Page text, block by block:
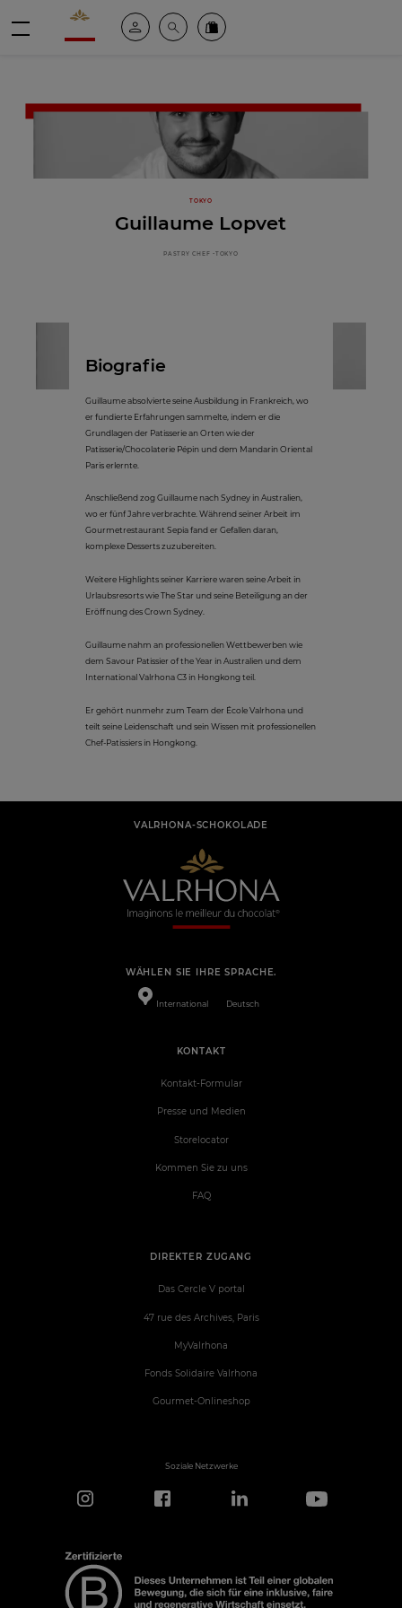
Valrhona - Imaginons le meilleur du chocolat
Mein kontoSuche Valrhona Collection
TOKYO
Guillaume Lopvet
PASTRY CHEF -TOKYO
Biografie
Guillaume absolvierte seine Ausbildung in Frankreich, wo
er fundierte Erfahrungen sammelte, indem er die
Grundlagen der Patisserie an Orten wie der
Patisserie/Chocolaterie Pépin und dem Mandarin Oriental
Paris erlernte.
Anschließend zog Guillaume nach Sydney in Australien,
wo er fünf Jahre verbrachte. Während seiner Arbeit im
Gourmetrestaurant Sepia fand er Gefallen daran,
komplexe Desserts zuzubereiten.
Weitere Highlights seiner Karriere waren seine Arbeit in
Urlaubsresorts wie The Star und seine Beteiligung an der
Eröffnung des Crown Sydney.
Guillaume nahm an professionellen Wettbewerben wie
dem Savour Patissier of the Year in Australien und dem
International Valrhona C3 in Hongkong teil.
Er gehört nunmehr zum Team der École Valrhona und
teilt seine Leidenschaft und sein Wissen mit professionellen
Chef-Patissiers in Hongkong.
VALRHONA-SCHOKOLADE
WÄHLEN SIE IHRE SPRACHE.
International Deutsch
DIREKTER ZUGANG
Das Cercle V portal
47 rue des Archives, Paris
MyValrhona
Fonds Solidaire Valrhona
Gourmet-Onlineshop
KONTAKT
Kontakt-Formular
Presse und Medien
Storelocator
Kommen Sie zu uns
FAQ
Soziale Netzwerke